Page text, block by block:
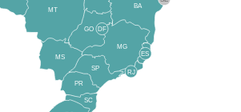
da TI e do
BA
MT
MS
GO
PR
SC
SP
MG
RJ
ES
DF